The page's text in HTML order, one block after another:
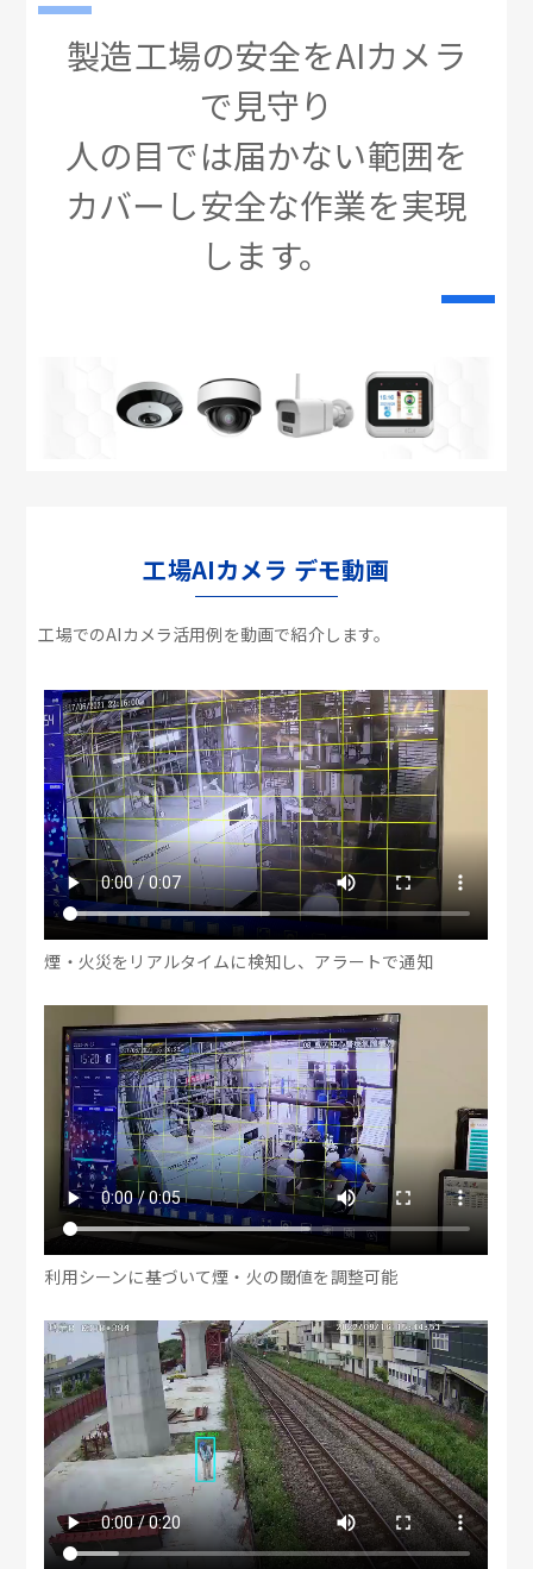
製造工場の安全をAIカメラ
で見守り
人の目では届かない範囲を
カバーし安全な作業を実現
します。
工場AIカメラ デモ動画
工場でのAIカメラ活用例を動画で紹介します。
煙・火災をリアルタイムに検知し、アラートで通知
利用シーンに基づいて煙・火の閾値を調整可能